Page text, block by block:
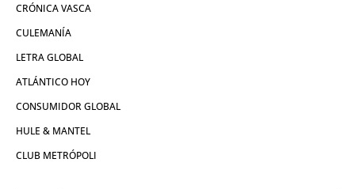
CRÓNICA VASCA
CULEMANÍA
LETRA GLOBAL
ATLÁNTICO HOY
CONSUMIDOR GLOBAL
HULE & MANTEL
CLUB METRÓPOLI